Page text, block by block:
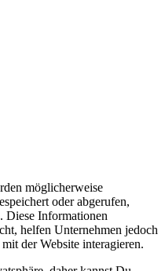
möglicherweise
oder abgerufen,
Diese Informationen
helfen Unternehmen jedoch
der Website interagieren.